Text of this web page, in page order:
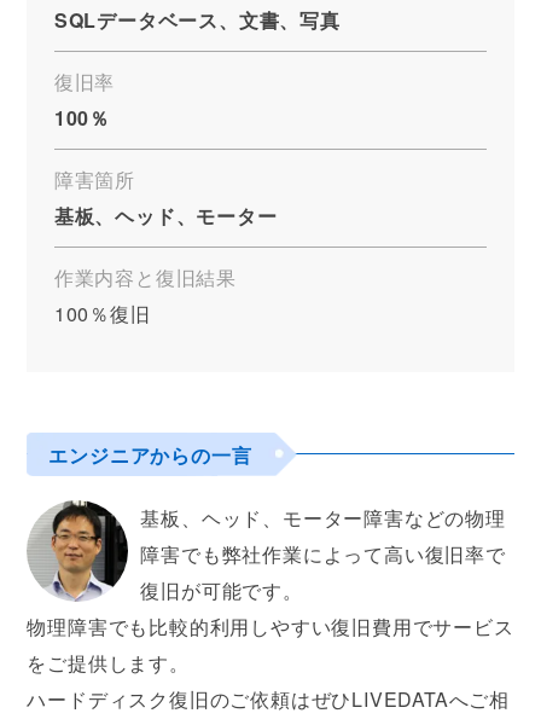
SQLデータベース、文書、写真
復旧率
100％
障害箇所
基板、ヘッド、モーター
作業内容と復旧結果
100％復旧
エンジニアからの一言
基板、ヘッド、モーター障害などの物理
障害でも弊社作業によって高い復旧率で
復旧が可能です。
物理障害でも比較的利用しやすい復旧費用でサービス
をご提供します。
ハードディスク復旧のご依頼はぜひLIVEDATAへご相